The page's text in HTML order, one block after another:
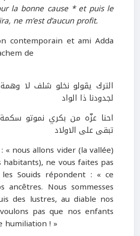
la bonne cause * et puis le
ne m’est d’aucun profit.
contemporain et ami Adda
de
الترك يڤولو نخلو شلف لا
لجدودنا ذا الواد
احنا عزّه من بكري نموتو
تبقى على الاولاد
« nous allons vider (la vallée)
ne vous faites pas
Souids répondent : « ce
Nous sommesses
des lustres, au diable nos
pas que nos enfants
! »